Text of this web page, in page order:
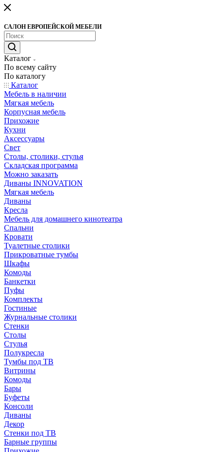
САЛОН ЕВРОПЕЙСКОЙ МЕБЕЛИ
Каталог
По всему сайту
По каталогу
Каталог
Мебель в наличии
Мягкая мебель
Корпусная мебель
Прихожие
Кухни
Аксессуары
Свет
Столы, столики, стулья
Складская программа
Можно заказать
Диваны INNOVATION
Мягкая мебель
Диваны
Кресла
Мебель для домашнего кинотеатра
Спальни
Кровати
Туалетные столики
Прикроватные тумбы
Шкафы
Комоды
Банкетки
Пуфы
Комплекты
Гостиные
Журнальные столики
Стенки
Столы
Стулья
Полукресла
Тумбы под ТВ
Витрины
Комоды
Бары
Буфеты
Консоли
Диваны
Декор
Стенки под ТВ
Барные группы